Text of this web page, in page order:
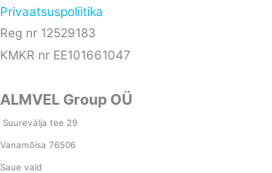
Privaatsuspoliitika
Reg nr 12529183
KMKR nr EE101661047
ALMVEL Group OÜ
Suurevälja tee 29
Vanamõisa 76506
Saue vald